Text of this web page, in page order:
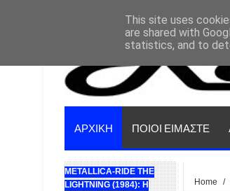
ΑΡΧΙΚΗ ΠΟΙΟΙ ΕΙΜΑΣΤΕ
METALLICA-RIDE THE
LIGHTNING (1984): Η
Home /
This site uses
are shared with
statistics, and to